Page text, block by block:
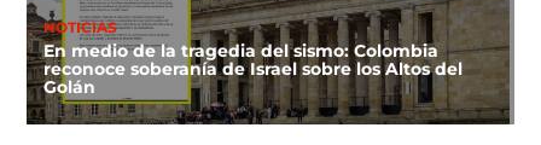
NOTICIAS
En medio de la tragedia del sismo: Colombia
reconoce soberanía de Israel sobre los Altos del
Golán